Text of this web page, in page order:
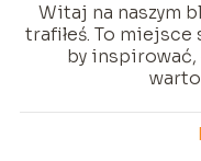
Witaj na naszym
trafiłeś. To
by